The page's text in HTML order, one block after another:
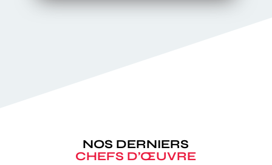
NOS DERNIERS
CHEFS D’ŒUVRE